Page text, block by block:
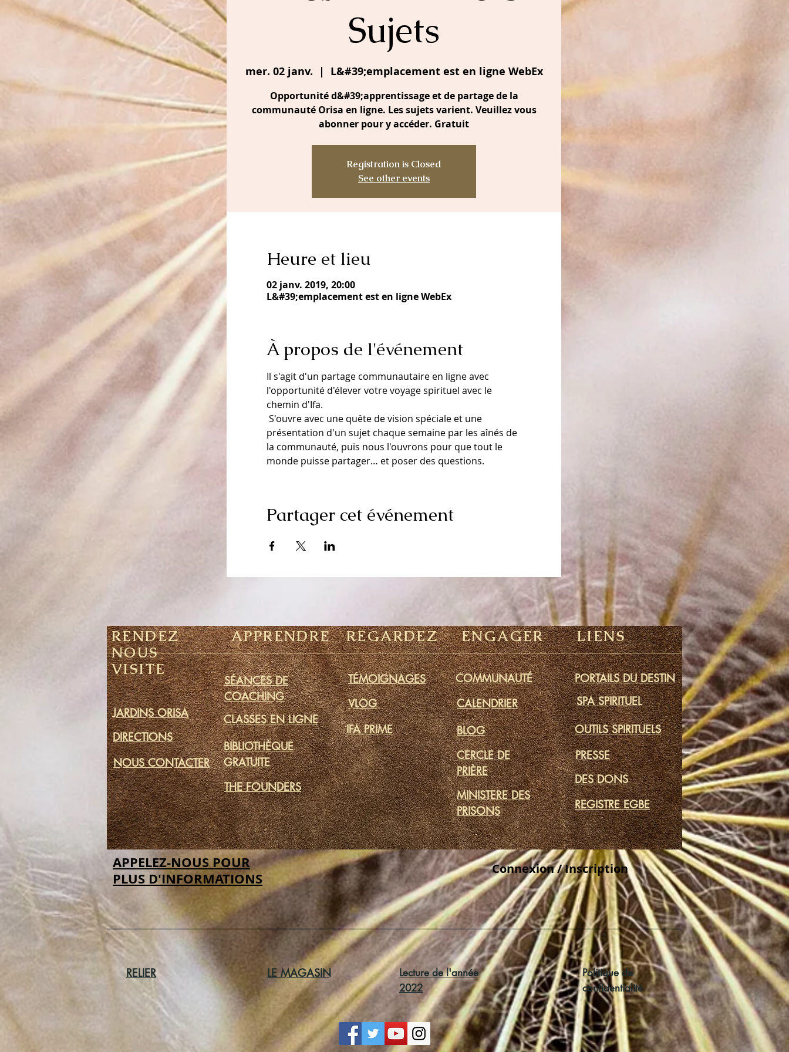
Sujets
mer. 02 janv.
  |
L&#39;emplacement est en ligne WebEx
Opportunité d&#39;apprentissage et de partage de la
communauté Orisa en ligne. Les sujets varient. Veuillez vous
abonner pour y accéder. Gratuit
Registration is Closed
See other events
Heure et lieu
02 janv. 2019, 20:00
L&#39;emplacement est en ligne WebEx
À propos de l'événement
Il s'agit d'un partage communautaire en ligne avec
l'opportunité d'élever votre voyage spirituel avec le
chemin d'Ifa.
présentation d'un sujet chaque semaine par les aînés de
la communauté, puis nous l'ouvrons pour que tout le
monde puisse partager… et poser des questions.
Partager cet événement
RENDEZ
NOUS
VISITE
JARDINS ORISA
DIRECTIONS
NOUS CONTACTER
APPRENDRE
SÉANCES DE
COACHING
CLASSES EN LIGNE
BIBLIOTHÈQUE
GRATUITE
THE FOUNDERS
REGARDEZ
TÉMOIGNAGES
VLOG
IFA PRIME
ENGAGER
COMMUNAUTÉ
CALENDRIER
BLOG
CERCLE DE
PRIÈRE
MINISTERE DES
PRISONS
LIENS
PORTAILS DU DESTIN
SPA SPIRITUEL
OUTILS SPIRITUELS
PRESSE
DES DONS
REGISTRE EGBE
APPELEZ-NOUS POUR
PLUS D'INFORMATIONS
Connexion / Inscription
RELIER LE MAGASIN
Lecture de l'année
2022
Politique de
confidentialité